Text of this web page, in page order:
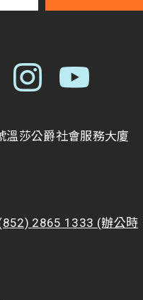
溫莎公爵社會服務大廈
2865 1333 (辦公時